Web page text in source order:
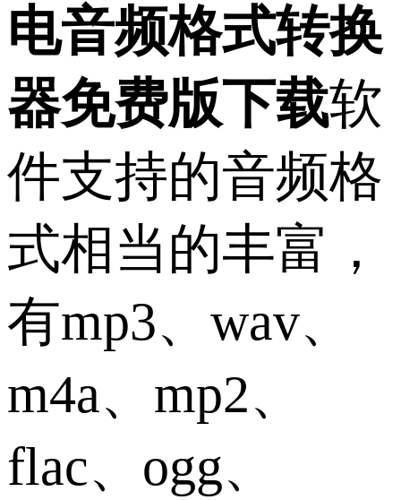
电音频格式转换
器免费版下载软
件支持的音频格
式相当的丰富，
有mp3、wav、
m4a、mp2、
flac、ogg、